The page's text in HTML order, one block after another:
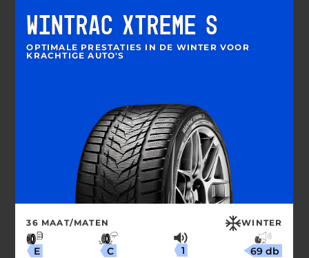
WINTRAC XTREME S
OPTIMALE PRESTATIES IN DE WINTER VOOR
KRACHTIGE AUTO'S
36 MAAT/MATEN WINTER
E C 1 69 db